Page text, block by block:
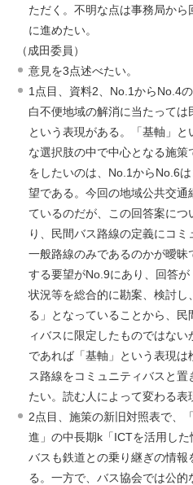
ただく。不明な点は事務局か
に進めたい。
（成田委員）
意見を3点述べたい。
1点目、資料2、No.1からNo.4
白不便地域の解消に当たっては
という表現がある。「基軸」
な選択肢の中で中心となる施
をしたいのは、No.1からNo.6
望である。今回の地域公共交
ているのだが、この回答案に
り、民間バス路線の定義にコミ
一般路線のみであるのかが曖
する要望がNo.9にあり、回答
状況等を総合的に勘案、検討
る」となっていることから、
ィバスに限定したものではな
であれば「基軸」という表現
ス路線をコミュニティバスと
たい。読む人によって変わる表
2点目、施策の新旧対照表で、
進」の中長期k「ICTを活用した
バスも鉄道との乗り継ぎの情
る。一方で、バス協会では公